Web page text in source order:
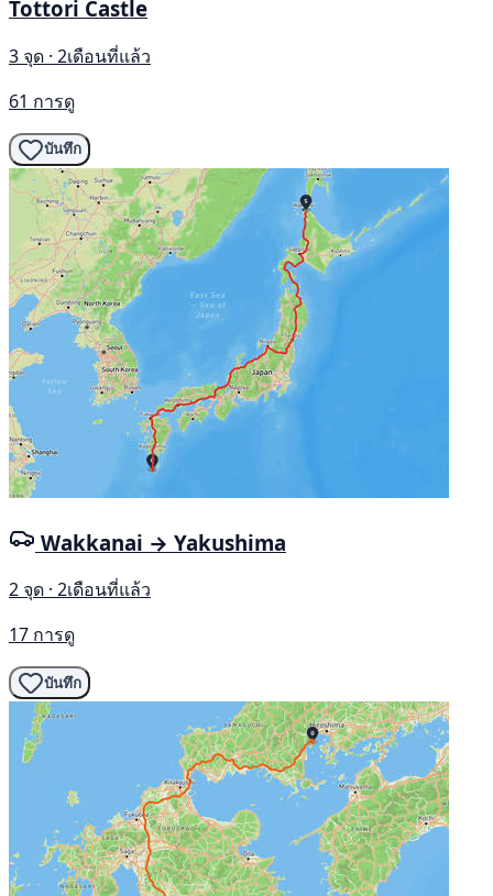
Tottori Castle
3 จุด · 2เดือนที่แล้ว
61 การดู
บันทึก
Wakkanai → Yakushima
2 จุด · 2เดือนที่แล้ว
17 การดู
บันทึก